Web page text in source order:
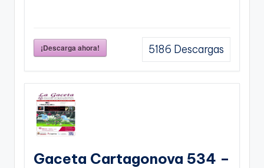
¡Descarga ahora! 5186 Descargas
Gaceta Cartagonova 534 –